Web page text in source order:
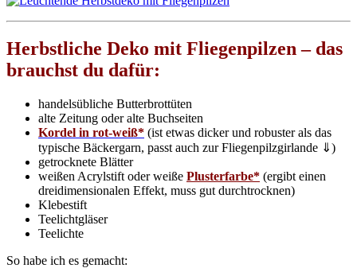
Herbstliche Deko mit Fliegenpilzen – das
brauchst du dafür:
handelsübliche Butterbrottüten
alte Zeitung oder alte Buchseiten
Kordel in rot-weiß* (ist etwas dicker und robuster als das
typische Bäckergarn, passt auch zur Fliegenpilzgirlande ⇓)
getrocknete Blätter
weißen Acrylstift oder weiße Plusterfarbe* (ergibt einen
dreidimensionalen Effekt, muss gut durchtrocknen)
Klebestift
Teelichtgläser
Teelichte
So habe ich es gemacht: